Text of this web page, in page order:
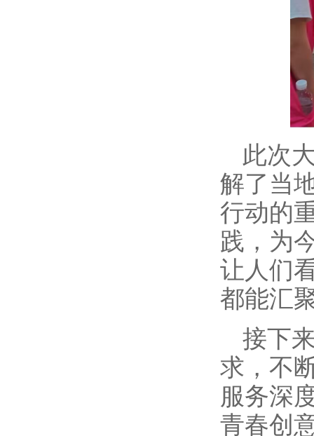
此次
解了当
行动的
践，为
让人们
都能汇
接下
求，不
服务深
青春创